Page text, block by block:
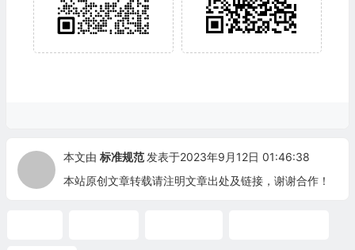
本文由 标准规范 发表于2023年9月12日 01:46:38
本站原创文章转载请注明文章出处及链接，谢谢合作！